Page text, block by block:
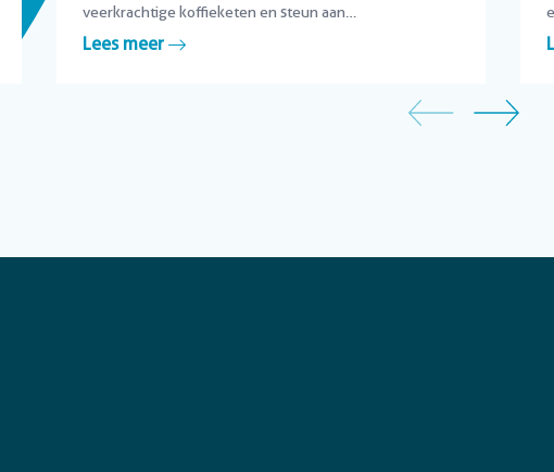
veerkrachtige koffieketen en steun aan
koffieproducenten.
Lees meer